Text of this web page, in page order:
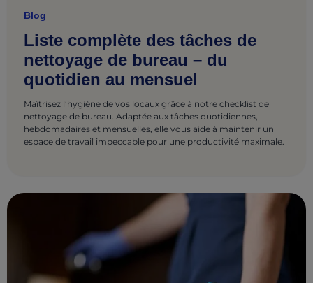
Blog
Liste complète des tâches de
nettoyage de bureau – du
quotidien au mensuel
Maîtrisez l’hygiène de vos locaux grâce à notre checklist de
nettoyage de bureau. Adaptée aux tâches quotidiennes,
hebdomadaires et mensuelles, elle vous aide à maintenir un
espace de travail impeccable pour une productivité maximale.